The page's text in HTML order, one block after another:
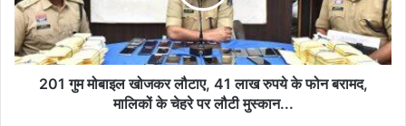
41
लाख
रुपये
के
201 गुम मोबाइल खोजकर लौटाए, 41 लाख रुपये के फोन बरामद,
मालिकों के चेहरे पर लौटी मुस्कान...